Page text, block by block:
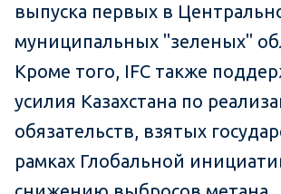
выпуска первых в
муниципальных "зеленых"
Кроме того, IFC также
усилия Казахстана по
обязательств, взятых
рамках Глобальной